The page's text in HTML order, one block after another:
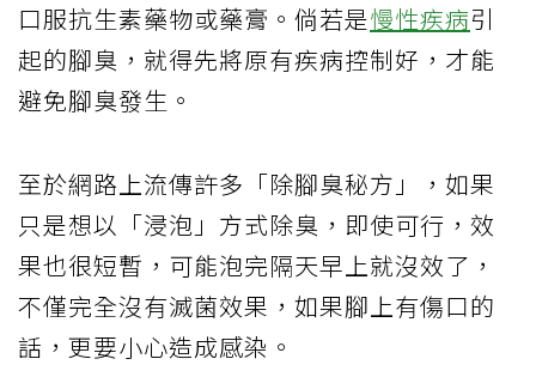
口服抗生素藥物或藥膏。倘若是慢性疾病引
起的腳臭，就得先將原有疾病控制好，才能
避免腳臭發生。
至於網路上流傳許多「除腳臭秘方」，如果
只是想以「浸泡」方式除臭，即使可行，效
果也很短暫，可能泡完隔天早上就沒效了，
不僅完全沒有滅菌效果，如果腳上有傷口的
話，更要小心造成感染。